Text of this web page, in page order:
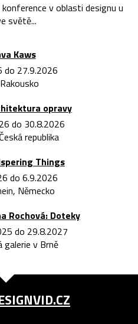
v oblasti designu u
světě...
Kaws
do 27.9.2026
opravy
do 30.8.2026
republika
Things
do 6.9.2026
Německo
Rochová: Doteky
do 29.8.2027
galerie v Brně